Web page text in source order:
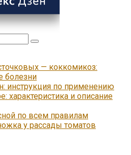
— коккомикоз:
болезни
инструкция по применению
характеристика и описание
по всем правилам
у рассады томатов